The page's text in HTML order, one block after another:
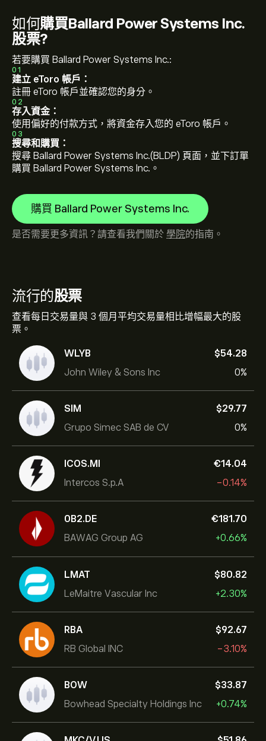
流行的股票
查看每日交易量與 3 個月平均交易量相比增幅最大的股
票。
WLYB
John Wiley & Sons Inc
‎$‎54.28
0%
SIM
Grupo Simec SAB de CV
‎$‎29.77
0%
ICOS.MI
Intercos S.p.A
‎€‎14.04
-0.14%
0B2.DE
BAWAG Group AG
‎€‎181.70
+0.66%
LMAT
LeMaitre Vascular Inc
‎$‎80.82
+2.30%
RBA
RB Global INC
‎$‎92.67
-3.10%
BOW
Bowhead Specialty Holdings Inc
‎$‎33.87
+0.74%
如何購買Ballard Power Systems Inc.
股票?
若要購買 Ballard Power Systems Inc.:
01
建立 eToro 帳戶：
註冊 eToro 帳戶並確認您的身分。
02
存入資金：
使用偏好的付款方式，將資金存入您的 eToro 帳戶。
03
搜尋和購買：
搜尋 Ballard Power Systems Inc.(BLDP) 頁面，並下訂單
購買 Ballard Power Systems Inc.。
購買 Ballard Power Systems Inc.
是否需要更多資訊？請查看我們關於 學院的指南。